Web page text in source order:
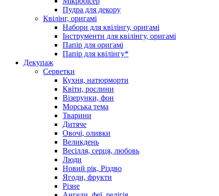
Пудра для декору
Квілінг, оригамі
Набори для квілінгу, оригамі
Інструменти для квілінгу, оригамі
Папір для оригамі
Папір для квілінгу*
Декупаж
Серветки
Кухня, натюрморти
Квіти, рослини
Візерунки, фон
Морська тема
Тварини
Дитяче
Овочі, оливки
Великдень
Весілля, серця, любовь
Люди
Новий рік, Різдво
Ягоди, фрукти
Різне